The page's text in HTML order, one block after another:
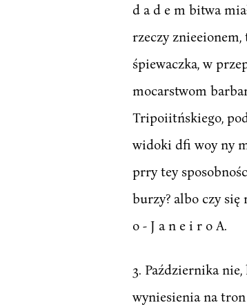
d a d e m bitwa
rzeczy znieeionem,
śpiewaczka, w
mocarstwom
Tripoiitńskiego,
widoki dfi woy ny
prry tey
burzy? albo czy się
o - J a n e i r o A.
3. Października
wyniesienia na